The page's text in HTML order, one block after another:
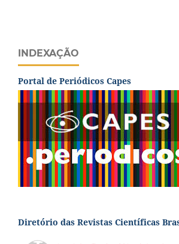
INDEXAÇÃO
Portal de Periódicos Capes
Diretório das Revistas Científicas